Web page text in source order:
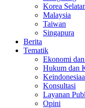
Korea
Malaysia
Taiwan
Singapura
Berita
Tematik
Ekonomi
Hukum dan
Konsultasi
Layanan
Opini